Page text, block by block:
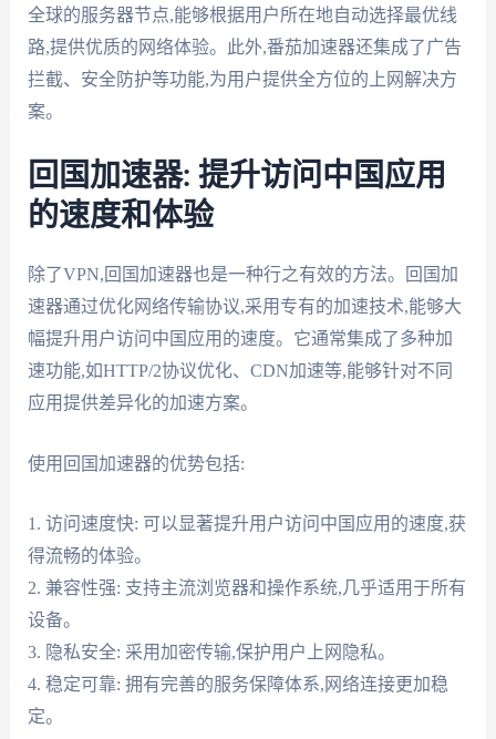
全球的服务器节点,能够根据用户所在地自动选择最优线
路,提供优质的网络体验。此外,番茄加速器还集成了广告
拦截、安全防护等功能,为用户提供全方位的上网解决方
案。
回国加速器: 提升访问中国应用
的速度和体验
除了VPN,回国加速器也是一种行之有效的方法。回国加
速器通过优化网络传输协议,采用专有的加速技术,能够大
幅提升用户访问中国应用的速度。它通常集成了多种加
速功能,如HTTP/2协议优化、CDN加速等,能够针对不同
应用提供差异化的加速方案。
使用回国加速器的优势包括:
1. 访问速度快: 可以显著提升用户访问中国应用的速度,获
得流畅的体验。
2. 兼容性强: 支持主流浏览器和操作系统,几乎适用于所有
设备。
3. 隐私安全: 采用加密传输,保护用户上网隐私。
4. 稳定可靠: 拥有完善的服务保障体系,网络连接更加稳
定。